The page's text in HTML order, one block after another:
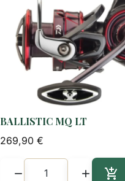
Aperçu rapide
BALLISTIC MQ LT
269,90 €
  